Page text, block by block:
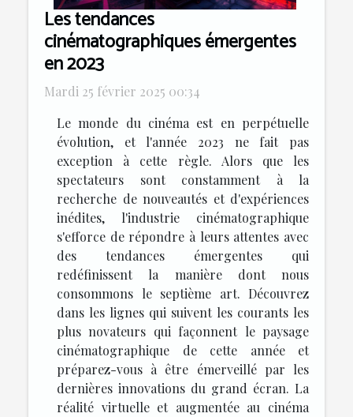
Les tendances
cinématographiques émergentes
en 2023
Mardi 25 février 2025 00:34
Le monde du cinéma est en perpétuelle
évolution, et l'année 2023 ne fait pas
exception à cette règle. Alors que les
spectateurs sont constamment à la
recherche de nouveautés et d'expériences
inédites, l'industrie cinématographique
s'efforce de répondre à leurs attentes avec
des tendances émergentes qui
redéfinissent la manière dont nous
consommons le septième art. Découvrez
dans les lignes qui suivent les courants les
plus novateurs qui façonnent le paysage
cinématographique de cette année et
préparez-vous à être émerveillé par les
dernières innovations du grand écran. La
réalité virtuelle et augmentée au cinéma